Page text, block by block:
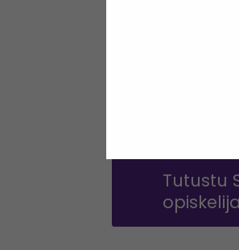
Seuraavassa
seuraavan
keikkoja. Sitä
paljon, mutta
Tutustu